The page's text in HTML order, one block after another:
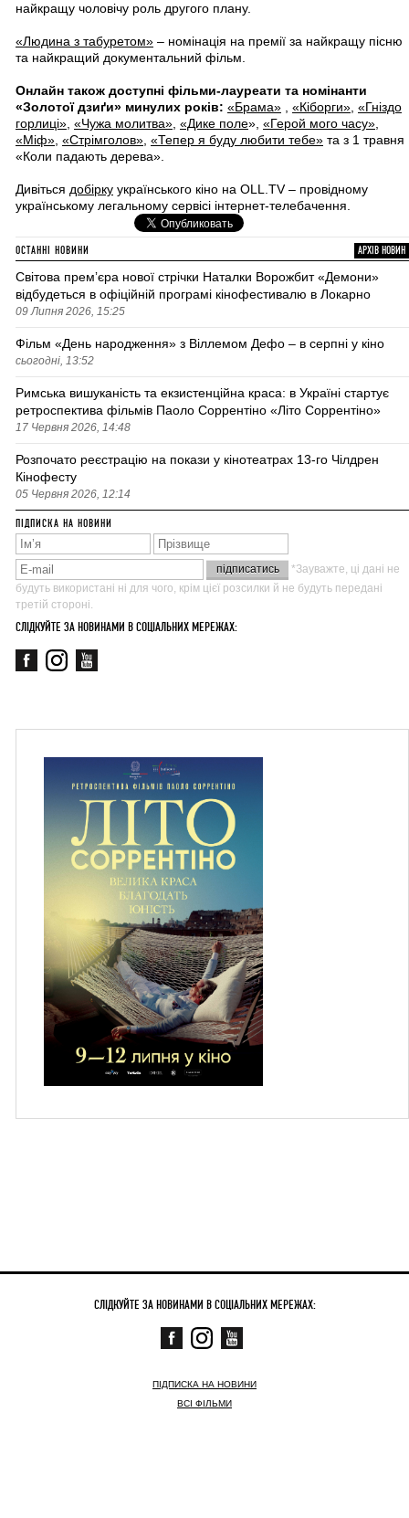
найкращу чоловічу роль другого плану.
«Людина з табуретом» – номінація на премії за найкращу пісню
та найкращий документальний фільм.
Онлайн також доступні фільми-лауреати та номінанти
«Золотої дзиґи» минулих років: «Брама» «Кіборги» «Гніздо
горлиці» «Чужа молитва» «Дике поле», «Герой мого часу»
«Міф» «Стрімголов» «Тепер я буду любити тебе» та з 1 травня
«Коли падають дерева».
Дивіться добірку українського кіно на OLL.TV – провідному
українському легальному сервісі інтернет-телебачення.
ОСТАННІ НОВИНИ АРХІВ НОВИН
Світова премʼєра нової стрічки Наталки Ворожбит «Демони»
відбудеться в офіційній програмі кінофестивалю в Локарно
09 Липня 2026, 15:25
Фільм «День народження» з Віллемом Дефо – в серпні у кіно
сьогодні, 13:52
Римська вишуканість та екзистенційна краса: в Україні стартує
ретроспектива фільмів Паоло Соррентіно «Літо Соррентіно»
17 Червня 2026, 14:48
Розпочато реєстрацію на покази у кінотеатрах 13-го Чілдрен
Кінофесту
05 Червня 2026, 12:14
ПІДПИСКА НА НОВИНИ
*Зауважте, ці дані не
будуть використані ні для чого, крім цієї розсилки й не будуть передані
третій стороні.
СЛІДКУЙТЕ ЗА НОВИНАМИ В СОЦІАЛЬНИХ МЕРЕЖАХ:
СЛІДКУЙТЕ ЗА НОВИНАМИ В СОЦІАЛЬНИХ МЕРЕЖАХ:
ПІДПИСКА НА НОВИНИ
ВСІ ФІЛЬМИ